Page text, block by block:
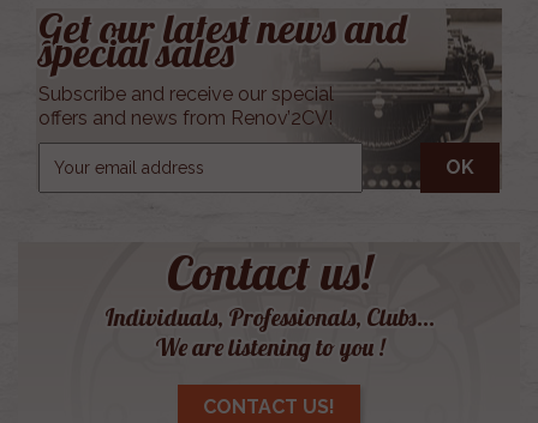
Get our latest news and
special sales
Subscribe and receive our special
offers and news from Renov’2CV!
Contact us!
Individuals, Professionals, Clubs...
We are listening to you !
CONTACT US!